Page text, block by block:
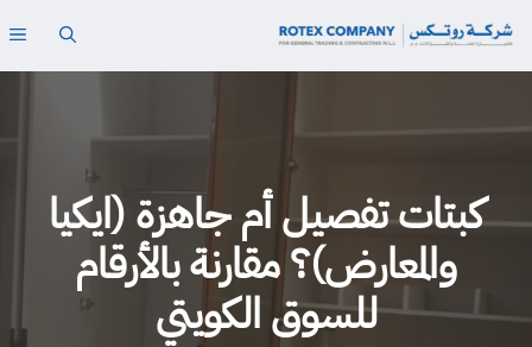
كبتات تفصيل أم جاهزة (ايكيا
والمعارض)؟ مقارنة بالأرقام
للسوق الكويتي